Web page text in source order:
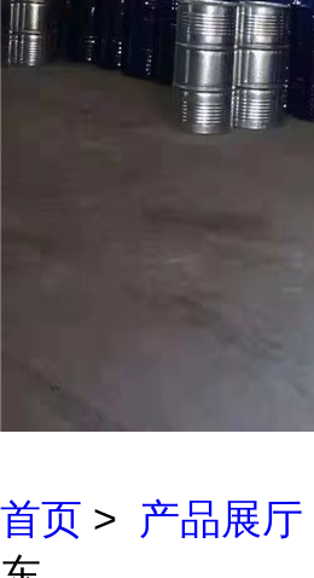
首页 > 产品展厅